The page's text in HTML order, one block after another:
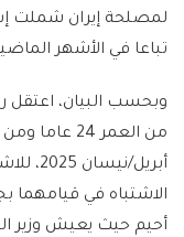
لمصلحة إيران شملت
تباعا في الأشهر
وبحسب البيان، اعتقل
من العمر
أبريل/
الاشتباه في قيامهما
أحيم حيث يعيش وزير